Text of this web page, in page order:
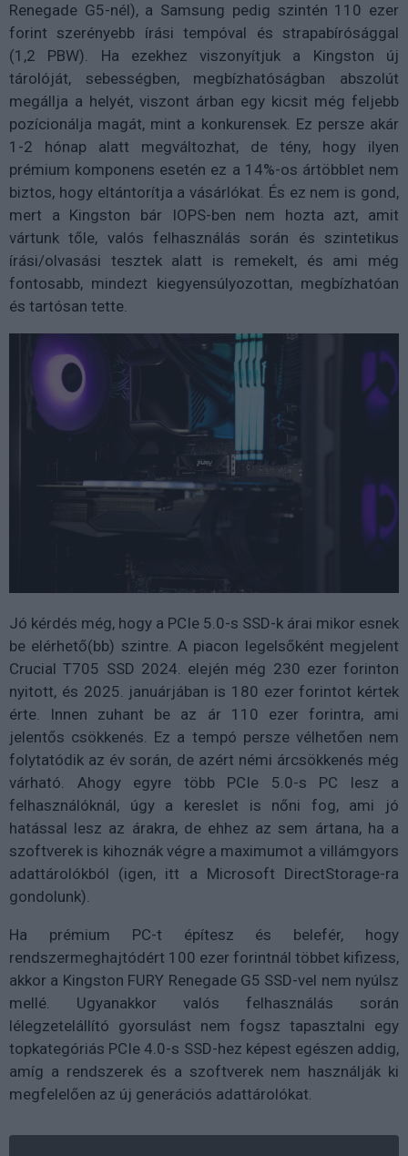
Renegade G5-nél), a Samsung pedig szintén 110 ezer
forint szerényebb írási tempóval és strapabírósággal
(1,2 PBW). Ha ezekhez viszonyítjuk a Kingston új
tárolóját, sebességben, megbízhatóságban abszolút
megállja a helyét, viszont árban egy kicsit még feljebb
pozícionálja magát, mint a konkurensek. Ez persze akár
1-2 hónap alatt megváltozhat, de tény, hogy ilyen
prémium komponens esetén ez a 14%-os ártöbblet nem
biztos, hogy eltántorítja a vásárlókat. És ez nem is gond,
mert a Kingston bár IOPS-ben nem hozta azt, amit
vártunk tőle, valós felhasználás során és szintetikus
írási/olvasási tesztek alatt is remekelt, és ami még
fontosabb, mindezt kiegyensúlyozottan, megbízhatóan
és tartósan tette.
Jó kérdés még, hogy a PCIe 5.0-s SSD-k árai mikor esnek
be elérhető(bb) szintre. A piacon legelsőként megjelent
Crucial T705 SSD 2024. elején még 230 ezer forinton
nyitott, és 2025. januárjában is 180 ezer forintot kértek
érte. Innen zuhant be az ár 110 ezer forintra, ami
jelentős csökkenés. Ez a tempó persze vélhetően nem
folytatódik az év során, de azért némi árcsökkenés még
várható. Ahogy egyre több PCIe 5.0-s PC lesz a
felhasználóknál, úgy a kereslet is nőni fog, ami jó
hatással lesz az árakra, de ehhez az sem ártana, ha a
szoftverek is kihoznák végre a maximumot a villámgyors
adattárolókból (igen, itt a Microsoft DirectStorage-ra
gondolunk).
Ha prémium PC-t építesz és belefér, hogy
rendszermeghajtódért 100 ezer forintnál többet kifizess,
akkor a Kingston FURY Renegade G5 SSD-vel nem nyúlsz
mellé. Ugyanakkor valós felhasználás során
lélegzetelállító gyorsulást nem fogsz tapasztalni egy
topkategóriás PCIe 4.0-s SSD-hez képest egészen addig,
amíg a rendszerek és a szoftverek nem használják ki
megfelelően az új generációs adattárolókat.